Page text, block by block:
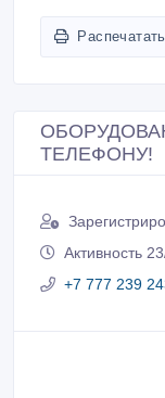
Распечатать
ТЕЛЕФОНУ!
Активность
+7 777 239